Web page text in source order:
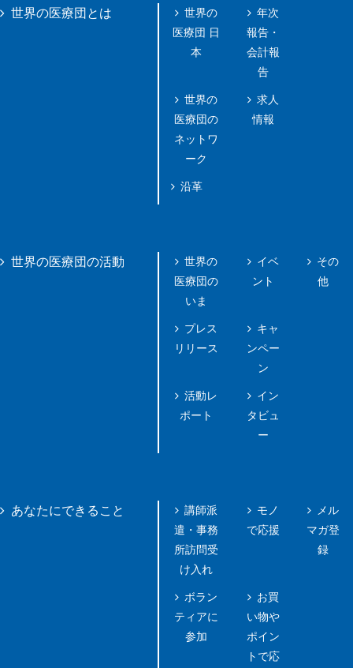
世界の医療団とは
世界の
医療団 日
本
世界の
医療団の
ネットワ
ーク
沿革
年次
報告・
会計報
告
求人
情報
世界の医療団の活動
世界の
医療団の
いま
プレス
リリース
活動レ
ポート
イベ
ント
キャ
ンペー
ン
イン
タビュ
ー
その
他
あなたにできること
講師派
遣・事務
所訪問受
け入れ
ボラン
ティアに
参加
モノ
で応援
お買
い物や
ポイン
トで応
メル
マガ登
録